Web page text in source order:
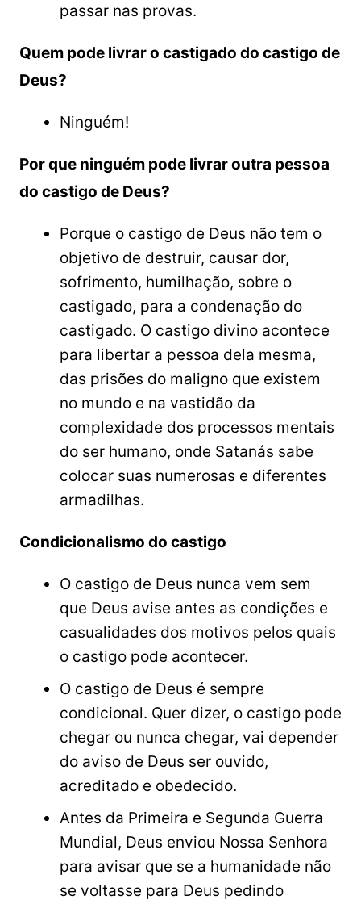
passar nas provas.
Quem pode livrar o castigado do castigo de
Deus?
Ninguém!
Por que ninguém pode livrar outra pessoa
do castigo de Deus?
Porque o castigo de Deus não tem o
objetivo de destruir, causar dor,
sofrimento, humilhação, sobre o
castigado, para a condenação do
castigado. O castigo divino acontece
para libertar a pessoa dela mesma,
das prisões do maligno que existem
no mundo e na vastidão da
complexidade dos processos mentais
do ser humano, onde Satanás sabe
colocar suas numerosas e diferentes
armadilhas.
Condicionalismo do castigo
O castigo de Deus nunca vem sem
que Deus avise antes as condições e
casualidades dos motivos pelos quais
o castigo pode acontecer.
O castigo de Deus é sempre
condicional. Quer dizer, o castigo pode
chegar ou nunca chegar, vai depender
do aviso de Deus ser ouvido,
acreditado e obedecido.
Antes da Primeira e Segunda Guerra
Mundial, Deus enviou Nossa Senhora
para avisar que se a humanidade não
se voltasse para Deus pedindo